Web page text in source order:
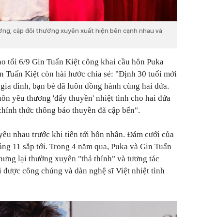
cặp đôi thường xuyên xuất hiện bên cạnh nhau và
tối 6/9 Gin Tuấn Kiệt công khai cầu hôn Puka
Tuấn Kiệt còn hài hước chia sẻ: "Định 30 tuổi mới
đình, bạn bè đã luôn đồng hành cùng hai đứa.
yêu thương 'đẩy thuyền' nhiệt tình cho hai đứa
thức thông báo thuyền đã cập bến".
nhau trước khi tiến tới hôn nhân. Đám cưới của
11 sắp tới. Trong 4 năm qua, Puka và Gin Tuấn
lại thường xuyên "thả thính" và tương tác
công chúng và dàn nghệ sĩ Việt nhiệt tình